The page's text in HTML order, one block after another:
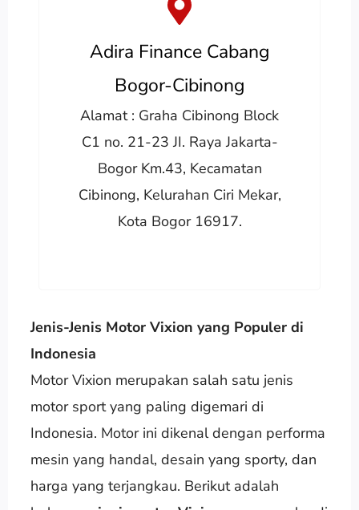
Adira Finance Cabang
Bogor-Cibinong
Alamat : Graha Cibinong Block
C1 no. 21-23 JI. Raya Jakarta-
Bogor Km.43, Kecamatan
Cibinong, Kelurahan Ciri Mekar,
Kota Bogor 16917.
Jenis-Jenis Motor Vixion yang Populer di
Indonesia
Motor Vixion merupakan salah satu jenis
motor sport yang paling digemari di
Indonesia. Motor ini dikenal dengan performa
mesin yang handal, desain yang sporty, dan
harga yang terjangkau. Berikut adalah